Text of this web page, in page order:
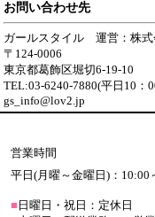
お問い合わせ先
ガールスタイル 運営：株式
〒124-0006
東京都葛飾区堀切6-19-10
TEL:03-6240-7880(平日10：
gs_info@lov2.jp
営業時間
平日(月曜～金曜日)：10:00
■ 日曜日・祝日：定休日